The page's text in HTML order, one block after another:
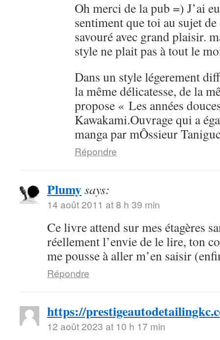
Oh merci de la pub =) J’ai
sentiment que toi au sujet
savouré avec grand plaisir.
style ne plait pas à tout le
Dans un style légerement
la même délicatesse, de la
propose « Les années
Kawakami.Ouvrage qui a
manga par mÔssieur
Répondre
Plumysays:
14 août 2011 at 8 h 39 min
Ce livre attend sur mes étagères
réellement l’envie de le lire, ton
me pousse à aller m’en saisir
Répondre
https://
12 août 2023 at 10 h 17 min